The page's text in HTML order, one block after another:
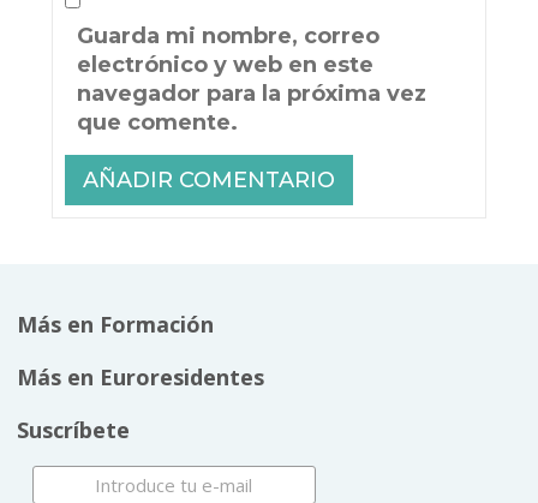
Guarda mi nombre, correo
electrónico y web en este
navegador para la próxima vez
que comente.
Más en Formación
Más en Euroresidentes
Suscríbete